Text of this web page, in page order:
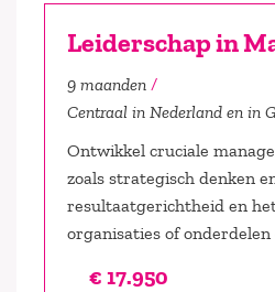
Leiderschap in
9 maanden
Centraal in Nederland en in
Ontwikkel cruciale
zoals strategisch denken
resultaatgerichtheid en
organisaties of onderdelen
€ 17.950